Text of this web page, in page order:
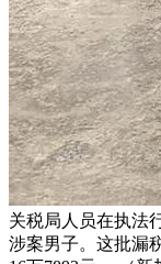
关税局人员在执法
涉案男子。这批漏